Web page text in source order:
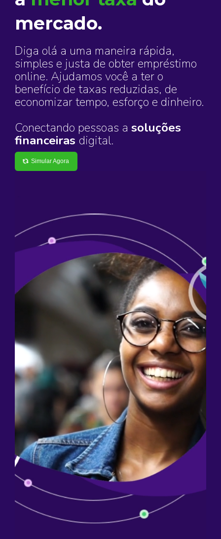
mercado.
Diga olá a uma maneira rápida,
simples e justa de obter empréstimo
online. Ajudamos você a ter o
benefício de taxas reduzidas, de
economizar tempo, esforço e dinheiro.
Conectando pessoas a soluções
financeiras digital.
Simular Agora